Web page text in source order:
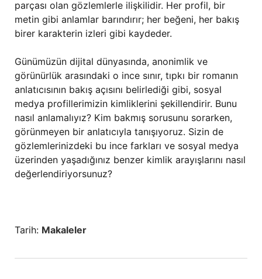
parçası olan gözlemlerle ilişkilidir. Her profil, bir
metin gibi anlamlar barındırır; her beğeni, her bakış
birer karakterin izleri gibi kaydeder.
Günümüzün dijital dünyasında, anonimlik ve
görünürlük arasındaki o ince sınır, tıpkı bir romanın
anlatıcısının bakış açısını belirlediği gibi, sosyal
medya profillerimizin kimliklerini şekillendirir. Bunu
nasıl anlamalıyız? Kim bakmış sorusunu sorarken,
görünmeyen bir anlatıcıyla tanışıyoruz. Sizin de
gözlemlerinizdeki bu ince farkları ve sosyal medya
üzerinden yaşadığınız benzer kimlik arayışlarını nasıl
değerlendiriyorsunuz?
Tarih: Makaleler